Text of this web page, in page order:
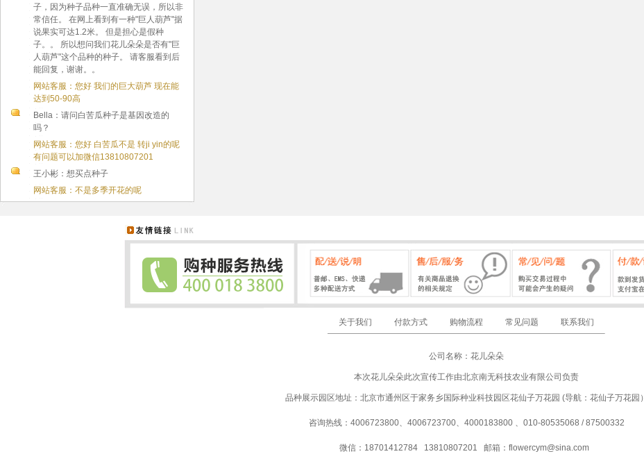
子，因为种子品种一直准确无误，所以非
常信任。 在网上看到有一种"巨人葫芦"据
说果实可达1.2米。 但是担心是假种
子。。 所以想问我们花儿朵朵是否有"巨
人葫芦"这个品种的种子。 请客服看到后
能回复，谢谢。。
网站客服：您好 我们的巨大葫芦 现在能
达到50-90高
Bella：请问白苦瓜种子是基因改造的
吗？
网站客服：您好 白苦瓜不是 转ji yin的呢
有问题可以加微信13810807201
王小彬：想买点种子
网站客服：不是多季开花的呢
关于我们 付款方式 购物流程 常见问题 联系我们
公司名称：花儿朵朵
本次花儿朵朵此次宣传工作由北京南无科技农业有限公司负责
品种展示园区地址：北京市通州区于家务乡国际种业科技园区花仙子万花园 (导航：花仙子万花园）
咨询热线：4006723800、4006723700、4000183800 、010-80535068 / 87500332
微信：18701412784 13810807201 邮箱： flowercym@sina.com